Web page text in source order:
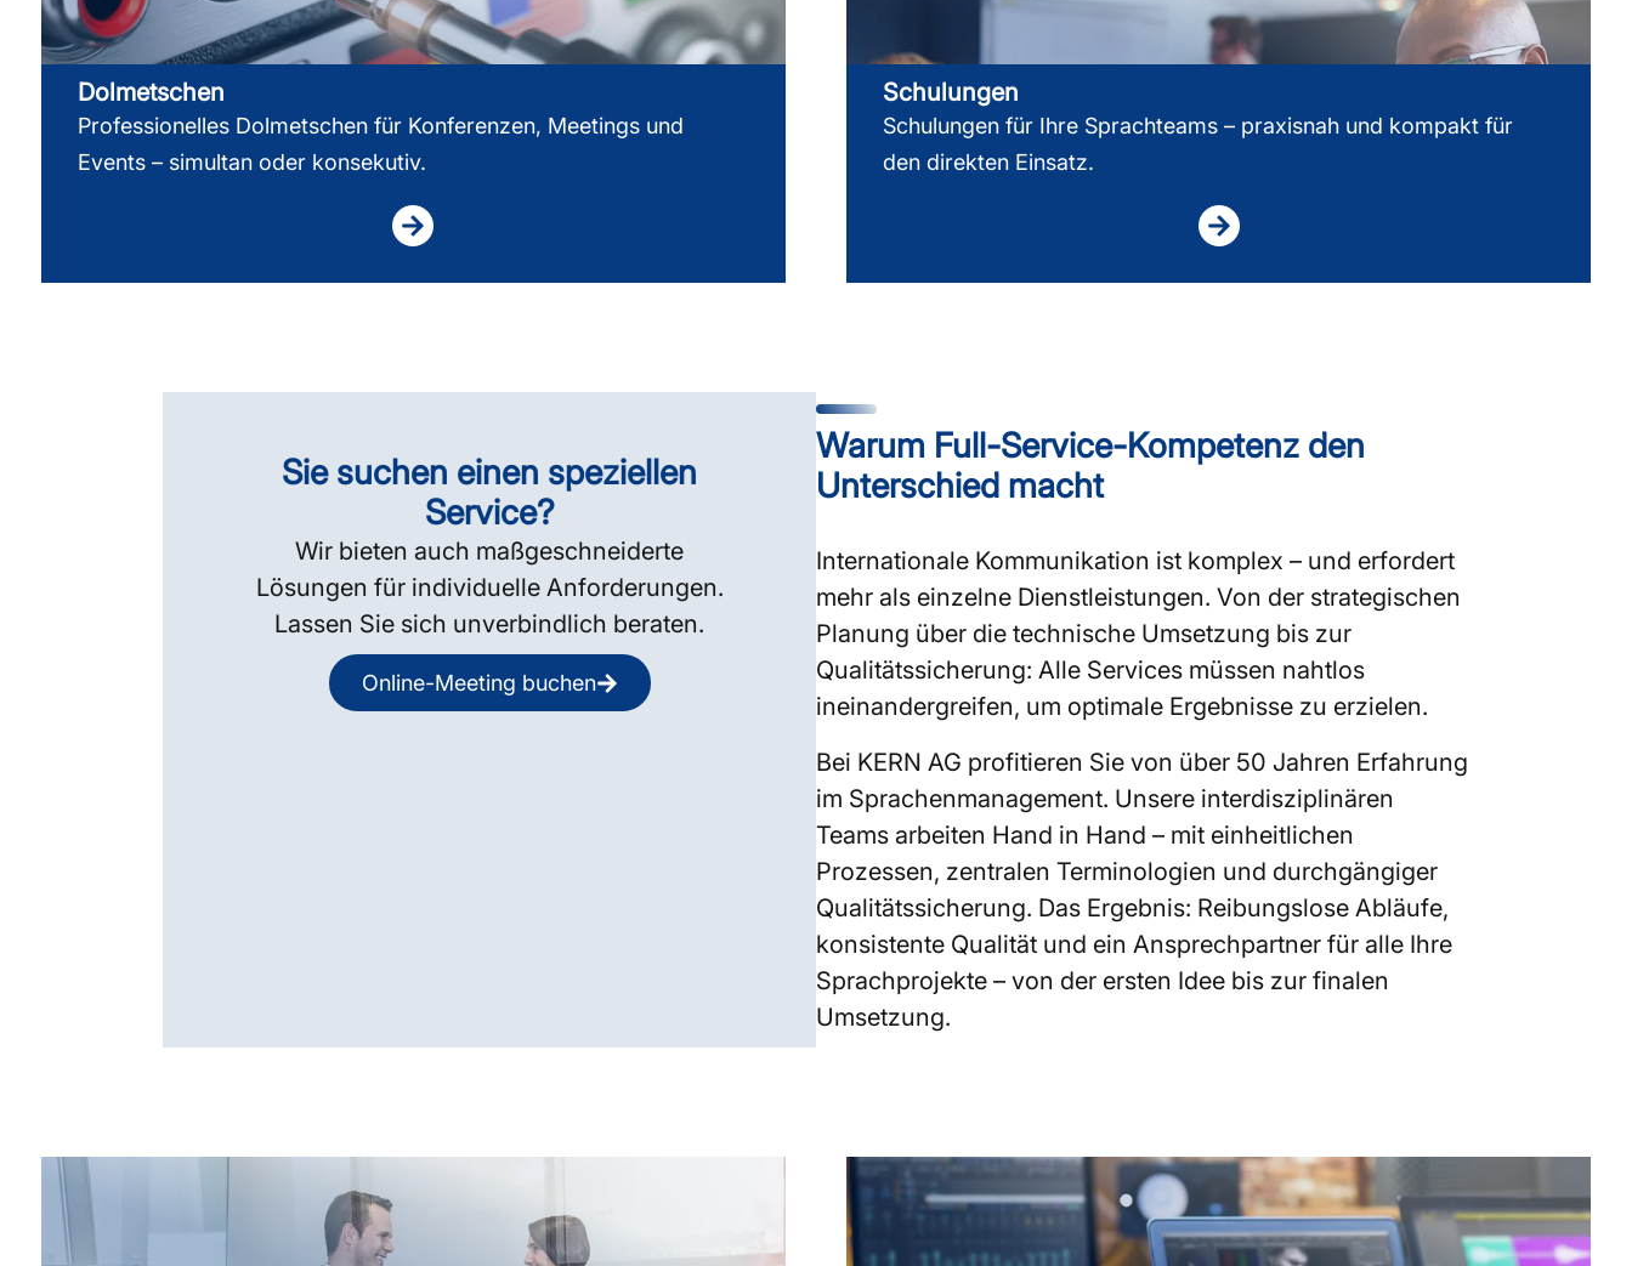
Dolmetschen
Professionelles Dolmetschen für Konferenzen, Meetings und
Events – simultan oder konsekutiv.
Schulungen
Schulungen für Ihre Sprachteams – praxisnah und kompakt für
den direkten Einsatz.
Sie suchen einen speziellen
Service?
Wir bieten auch maßgeschneiderte
Lösungen für individuelle Anforderungen.
Lassen Sie sich unverbindlich beraten.
Online-Meeting buchen
Warum Full-Service-Kompetenz den
Unterschied macht
Internationale Kommunikation ist komplex – und erfordert
mehr als einzelne Dienstleistungen. Von der strategischen
Planung über die technische Umsetzung bis zur
Qualitätssicherung: Alle Services müssen nahtlos
ineinandergreifen, um optimale Ergebnisse zu erzielen.
Bei KERN AG profitieren Sie von über 50 Jahren Erfahrung
im Sprachenmanagement. Unsere interdisziplinären
Teams arbeiten Hand in Hand – mit einheitlichen
Prozessen, zentralen Terminologien und durchgängiger
Qualitätssicherung. Das Ergebnis: Reibungslose Abläufe,
konsistente Qualität und ein Ansprechpartner für alle Ihre
Sprachprojekte – von der ersten Idee bis zur finalen
Umsetzung.